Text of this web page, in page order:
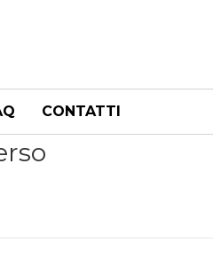
CONTATTI